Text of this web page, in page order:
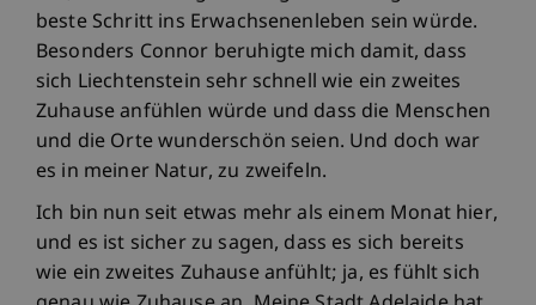
beste Schritt ins Erwachsenenleben sein würde.
Besonders Connor beruhigte mich damit, dass
sich Liechtenstein sehr schnell wie ein zweites
Zuhause anfühlen würde und dass die Menschen
und die Orte wunderschön seien. Und doch war
es in meiner Natur, zu zweifeln.
Ich bin nun seit etwas mehr als einem Monat hier,
und es ist sicher zu sagen, dass es sich bereits
wie ein zweites Zuhause anfühlt; ja, es fühlt sich